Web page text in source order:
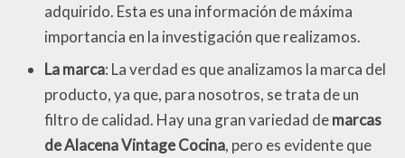
adquirido. Esta es una información de máxima
importancia en la investigación que realizamos.
La marca: La verdad es que analizamos la marca del
producto, ya que, para nosotros, se trata de un
filtro de calidad. Hay una gran variedad demarcas
de Alacena Vintage Cocina, pero es evidente que